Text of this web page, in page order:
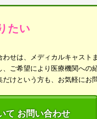
たい
せは、メディカルキャスト
ご希望により医療機関への
けという方も、お気軽にお
て お問い合わせ